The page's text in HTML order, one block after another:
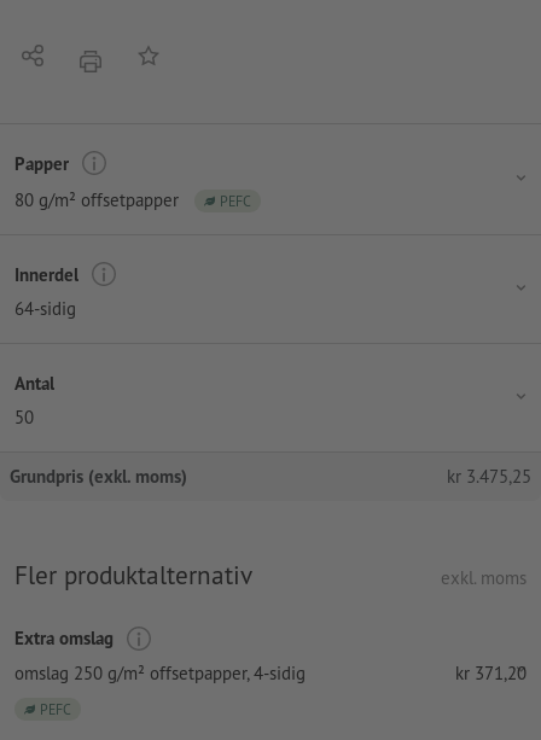
Dela erbjudandePå anteckningslistan
Papper
80 g/m² offsetpapper
PEFC
Innerdel
64-sidig
Antal
50
Grundpris (exkl. moms) kr 3.475,25
Fler produktalternativ exkl. moms
Extra omslag
omslag 250 g/m² offsetpapper, 4-sidig
PEFC
kr 371,20